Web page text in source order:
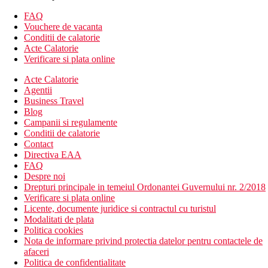
Alte tipuri de camere
facilitatile de mai sus)
Camera dubla, vedere laterala la mare: balcon sau terasa,
vedere laterala la mare
vedere la gradina
Camera dubla, vedere la mare: balcon sau terasa, vedere la
mare
Descrierea hotelului
hol de intrare cu receptie
restaurantul principal
bar principal (deschis in caz de vreme rea)
sala de conferinta
camera cu televizorul
piscina cu sectiune separata pentru copii. Sezlonguri si
umbrele la piscina contra cost (3 EUR/zi/set) pentru
clientii cu mic dejun sau demipensiune, pentru clientii cu
program All inclusive (gratuit).
Descrierea plajei
nisipos cu intrare treptata
FAQ
Vouchere de vacanta
Conditii de calatorie
Acte Calatorie
Verificare si plata online
Acte Calatorie
Agentii
Business Travel
Blog
Campanii si regulamente
Conditii de calatorie
Contact
Directiva EAA
FAQ
Despre noi
Drepturi principale in temeiul Ordonantei Guvernului nr. 2/2018
Verificare si plata online
Licente, documente juridice si contractul cu turistul
Modalitati de plata
Politica cookies
Nota de informare privind protectia datelor pentru contactele de
afaceri
Politica de confidentialitate